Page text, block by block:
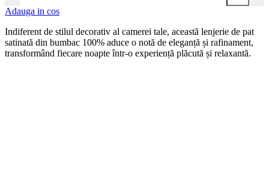
Adauga in cos
Indiferent de stilul decorativ al camerei tale, această lenjerie de pat
satinată din bumbac 100% aduce o notă de eleganță și rafinament,
transformând fiecare noapte într-o experiență plăcută și relaxantă.